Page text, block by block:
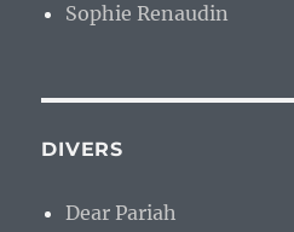
Sophie Renaudin
DIVERS
Dear Pariah